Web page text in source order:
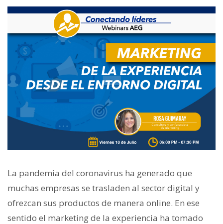
La pandemia del coronavirus ha generado que
muchas empresas se trasladen al sector digital y
ofrezcan sus productos de manera online. En ese
sentido el marketing de la experiencia ha tomado